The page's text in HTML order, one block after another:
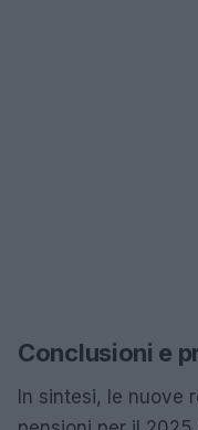
Conclusioni e
In sintesi, le nuove